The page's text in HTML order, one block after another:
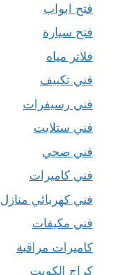
فتح ابواب
فتح سيارة
فلاتر مياه
فني تكييف
فني رسيفرات
فني ستلايت
فني صحي
فني كاميرات
فني كهربائي منازل
فني مكيفات
كاميرات مراقبة
كراج الكويت